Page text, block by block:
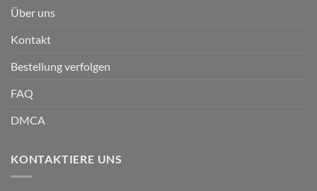
Über uns
Kontakt
Bestellung verfolgen
FAQ
DMCA
KONTAKTIERE UNS